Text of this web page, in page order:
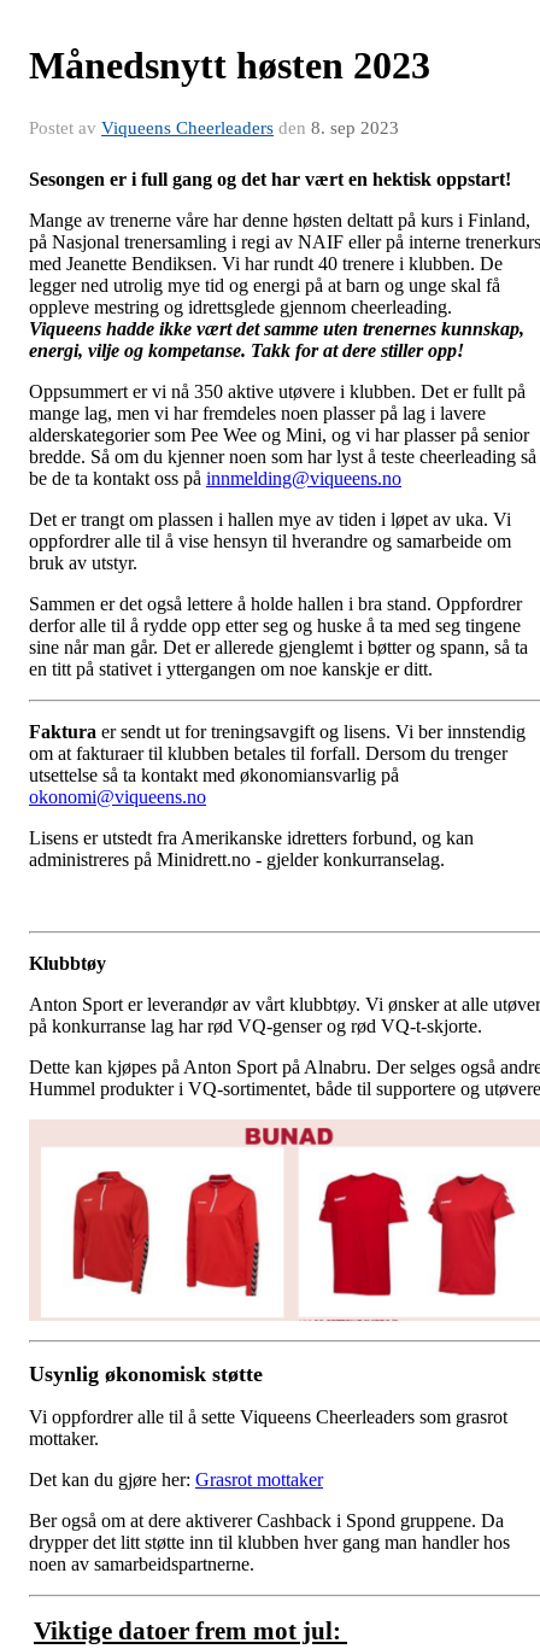
Månedsnytt høsten 2023
Postet av Viqueens Cheerleaders den 8. sep 2023
Sesongen er i full gang og det har vært en hektisk oppstart!
Mange av trenerne våre har denne høsten deltatt på kurs i Finland,
på Nasjonal trenersamling i regi av NAIF eller på interne trenerkurs
med Jeanette Bendiksen. Vi har rundt 40 trenere i klubben. De
legger ned utrolig mye tid og energi på at barn og unge skal få
oppleve mestring og idrettsglede gjennom cheerleading.
Viqueens hadde ikke vært det samme uten trenernes kunnskap,
energi, vilje og kompetanse. Takk for at dere stiller opp!
Oppsummert er vi nå 350 aktive utøvere i klubben. Det er fullt på
mange lag, men vi har fremdeles noen plasser på lag i lavere
alderskategorier som Pee Wee og Mini, og vi har plasser på senior
bredde. Så om du kjenner noen som har lyst å teste cheerleading så
be de ta kontakt oss på innmelding@viqueens.no
Det er trangt om plassen i hallen mye av tiden i løpet av uka. Vi
oppfordrer alle til å vise hensyn til hverandre og samarbeide om
bruk av utstyr.
Sammen er det også lettere å holde hallen i bra stand. Oppfordrer
derfor alle til å rydde opp etter seg og huske å ta med seg tingene
sine når man går. Det er allerede gjenglemt i bøtter og spann, så ta
en titt på stativet i yttergangen om noe kanskje er ditt.
Faktura er sendt ut for treningsavgift og lisens. Vi ber innstendig
om at fakturaer til klubben betales til forfall. Dersom du trenger
utsettelse så ta kontakt med økonomiansvarlig på
okonomi@viqueens.no
Lisens er utstedt fra Amerikanske idretters forbund, og kan
administreres på Minidrett.no - gjelder konkurranselag.
Klubbtøy
Anton Sport er leverandør av vårt klubbtøy. Vi ønsker at alle
på konkurranse lag har rød VQ-genser og rød VQ-t-skjorte.
Dette kan kjøpes på Anton Sport på Alnabru. Der selges også
Hummel produkter i VQ-sortimentet, både til supportere og
Usynlig økonomisk støtte
Vi oppfordrer alle til å sette Viqueens Cheerleaders som grasrot
mottaker.
Det kan du gjøre her: Grasrot mottaker
Ber også om at dere aktiverer Cashback i Spond gruppene. Da
drypper det litt støtte inn til klubben hver gang man handler hos
noen av samarbeidspartnerne.
Viktige datoer frem mot jul: